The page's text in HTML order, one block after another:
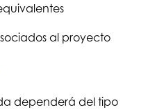
al proyecto
dependerá del tipo